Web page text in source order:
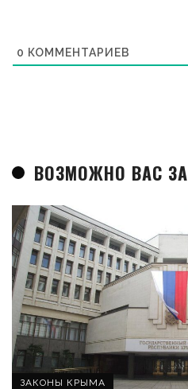
0 КОММЕНТАРИЕВ
ВОЗМОЖНО ВАС
ЗАКОНЫ КРЫМА